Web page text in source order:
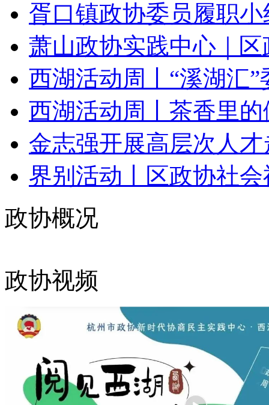
胥口镇政协委员履职
萧山政协实践中心｜
西湖活动周丨“溪湖汇
西湖活动周丨茶香里
金志强开展高层次人
界别活动丨区政协社
政协概况
政协视频